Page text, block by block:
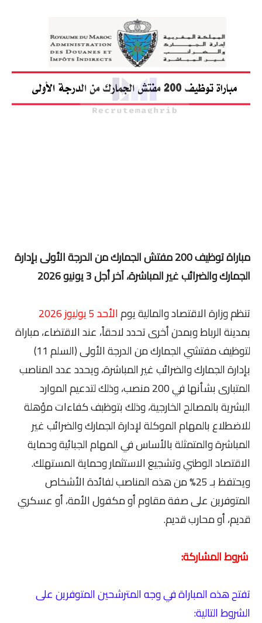
مباراة توظيف 200 مفتش الجمارك من الدرجة الأولى بإدارة
الجمارك والضرائب غير المباشرة، آخر أجل 3 يونيو 2026
تنظم وزارة الاقتصاد والمالية يومالأحد 5 يوليوز 2026
بمدينة الرباط وبمدن أخرى تحدد لاحقاً، عند الاقتضاء، مباراة
لتوظيف مفتشي الجمارك من الدرجة الأولى (السلم 11)
بإدارة الجمارك والضرائب غير المباشرة، ويحدد عدد المناصب
المتبارى بشأنها في 200 منصب، وذلك لتدعيم الموارد
البشرية بالمصالح الخارجية، وذلك بتوظبف كفاءات مؤهلة
للاضطلاع بالمهام الموكلة لإدارة الجمارك والضرائب غير
المباشرة والمتمثلة بالأساس في المهام الجبائية وحماية
الاقتصاد الوطني وتشجيع الاستثمار وحماية المستهلك.
ويحتفظ بـ 25% من هذه المناصب لفائدة الأشخاص
المتوفرين على صفة مقاوم أو مكفول الأمة، أو عسكري
قديم، أو محارب قديم.
شروط المشاركة:
تفتح هذه المباراة في وجه المترشحين المتوفرين على
الشروط التالية: